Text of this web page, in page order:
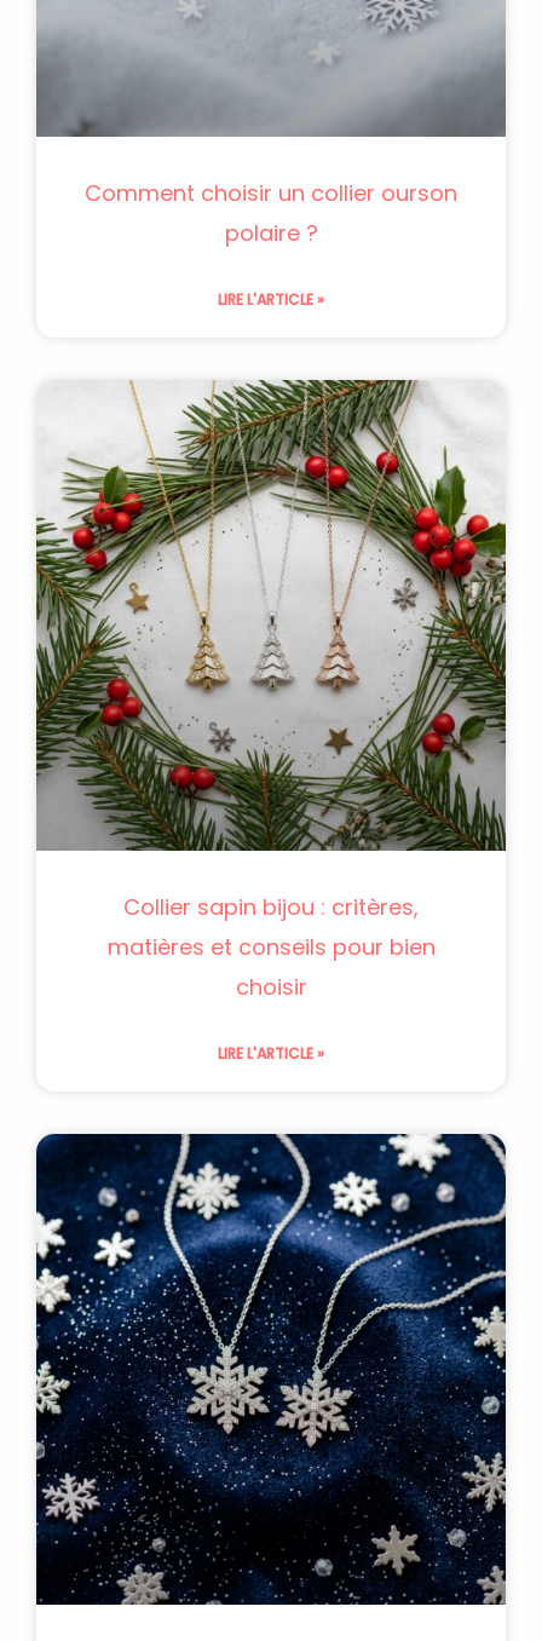
Comment choisir un collier ourson
polaire ?
LIRE L'ARTICLE »
Collier sapin bijou : critères,
matières et conseils pour bien
choisir
LIRE L'ARTICLE »